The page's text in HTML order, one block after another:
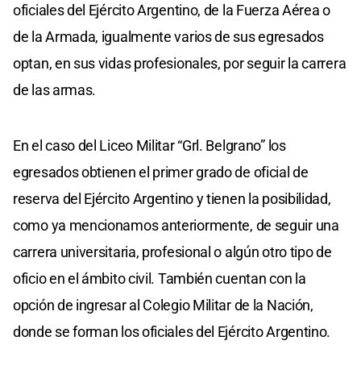
oficiales del Ejército Argentino, de la Fuerza Aérea o
de la Armada, igualmente varios de sus egresados
optan, en sus vidas profesionales, por seguir la carrera
de las armas.
En el caso del Liceo Militar “Grl. Belgrano” los
egresados obtienen el primer grado de oficial de
reserva del Ejército Argentino y tienen la posibilidad,
como ya mencionamos anteriormente, de seguir una
carrera universitaria, profesional o algún otro tipo de
oficio en el ámbito civil. También cuentan con la
opción de ingresar al Colegio Militar de la Nación,
donde se forman los oficiales del Ejército Argentino.